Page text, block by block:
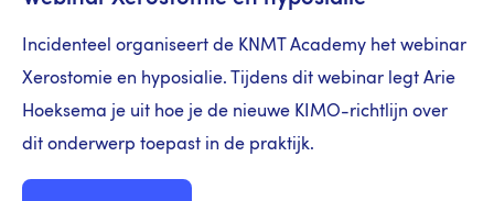
Incidenteel organiseert de KNMT Academy het webinar
Xerostomie en hyposialie. Tijdens dit webinar legt Arie
Hoeksema je uit hoe je de nieuwe KIMO-richtlijn over
dit onderwerp toepast in de praktijk.